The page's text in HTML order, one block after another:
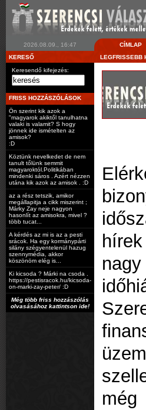
2026.08.09., 16:47 CÍMLAP
KERESŐ
Keresendő kifejezés:
FRISS HOZZÁSZÓLÁSOK
Ön szerint kik azok a
"magyarok akiktől tanulhatna
valaki is valamit? S hogy
jönnek ide ismételten az
amisok?
:D
Köztünk nevelkedet de nem
tanult tőlünk semmit
magyaroktól.Politikában
mindenki sáros . Azért nézzen
utána kik azok az amisok . :D
az a rész tetszik, amikor
megállapitja a cikk miszerint ;
Márky Zay neje nagyon
hasonlít az amisokra, mivel ?
több tucat...
A kérdés az mi is az a pesti
srácok. Ha egy kormánypárti
silány szégyentelenül hazug
szennymédia, akkor
köszönöm elég is...
Ki kicsoda ? Márki na csoda .
https://pestisracok.hu/kicsoda-
on-marki-zay-peter/ :D
Még több friss hozzászólás
olvasásához kattintson ide!
LEGFRISSEBB